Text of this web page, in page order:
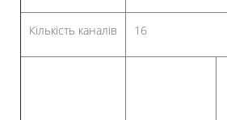
Кількість каналів 16